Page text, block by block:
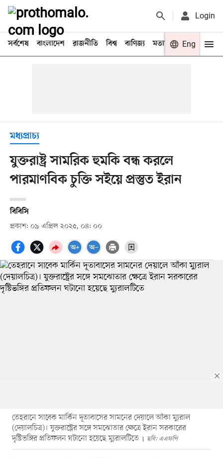
Login
সর্বশেষ বাংলাদেশ রাজনীতি বিশ্ব বাণিজ্য মতামত খেলা
Eng
মধ্যপ্রাচ্য
যুক্তরাষ্ট্র সামরিক হুমকি বন্ধ করলে
পারমাণবিক চুক্তি সইয়ে প্রস্তুত ইরান
বিবিসি
প্রকাশ: ০৯ এপ্রিল ২০২৫, ০৪: ০০
তেহরানে সাবেক মার্কিন দূতাবাসের সামনের দেয়ালে আঁকা ম্যুরাল
(দেয়ালচিত্র)। যুক্তরাষ্ট্রের সঙ্গে সমঝোতার ক্ষেত্রে ইরান সরকারের
দৃষ্টিভঙ্গির প্রতিফলন ঘটানো হয়েছে ম্যুরালটিতে
ছবি: এএফপি